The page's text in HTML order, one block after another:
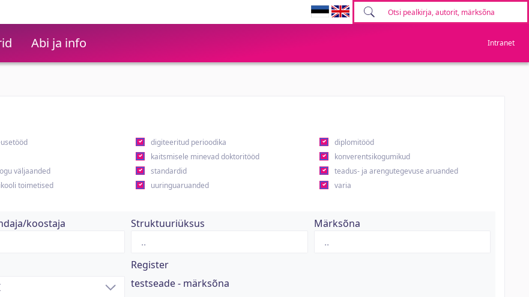
Abi ja info Intranet
digiteeritud perioodika
diplomitööd
kaitsmisele minevad doktoritööd
konverentsikogumikud
väljaanded standardid
teadus- ja arengutegevuse aruanded
toimetised uuringuaruanded
varia
koostaja Struktuuriüksus Märksõna
Register
testseade - märksõna